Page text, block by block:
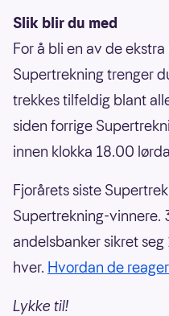
Slik blir du med
For å bli en av de
Supertrekning trenger
trekkes tilfeldig blant
siden forrige
innen klokka 18.00
Fjorårets siste
Supertrekning-vinnere.
andelsbanker sikret seg
hver. Hvordan de
Lykke til!